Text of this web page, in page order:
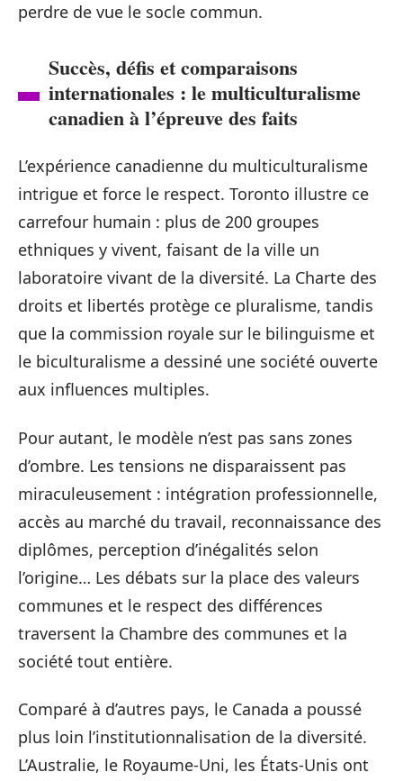
perdre de vue le socle commun.
Succès, défis et comparaisons
internationales : le multiculturalisme
canadien à l’épreuve des faits
L’expérience canadienne du multiculturalisme
intrigue et force le respect. Toronto illustre ce
carrefour humain : plus de 200 groupes
ethniques y vivent, faisant de la ville un
laboratoire vivant de la diversité. La Charte des
droits et libertés protège ce pluralisme, tandis
que la commission royale sur le bilinguisme et
le biculturalisme a dessiné une société ouverte
aux influences multiples.
Pour autant, le modèle n’est pas sans zones
d’ombre. Les tensions ne disparaissent pas
miraculeusement : intégration professionnelle,
accès au marché du travail, reconnaissance des
diplômes, perception d’inégalités selon
l’origine… Les débats sur la place des valeurs
communes et le respect des différences
traversent la Chambre des communes et la
société tout entière.
Comparé à d’autres pays, le Canada a poussé
plus loin l’institutionnalisation de la diversité.
L’Australie, le Royaume-Uni, les États-Unis ont